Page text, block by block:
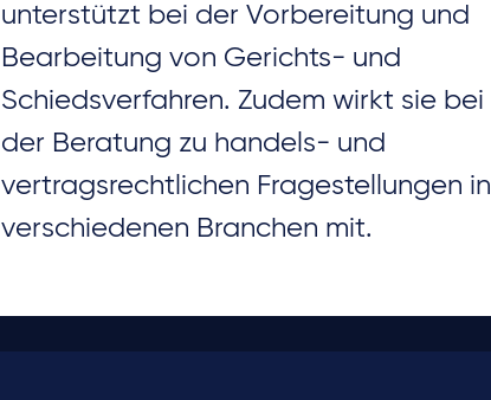
unterstützt bei der Vorbereitung und
Bearbeitung von Gerichts- und
Schiedsverfahren. Zudem wirkt sie bei
der Beratung zu handels- und
vertragsrechtlichen Fragestellungen in
verschiedenen Branchen mit.